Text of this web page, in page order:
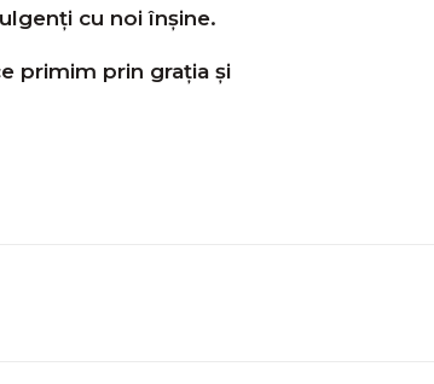
cu noi înșine.
primim prin grația și